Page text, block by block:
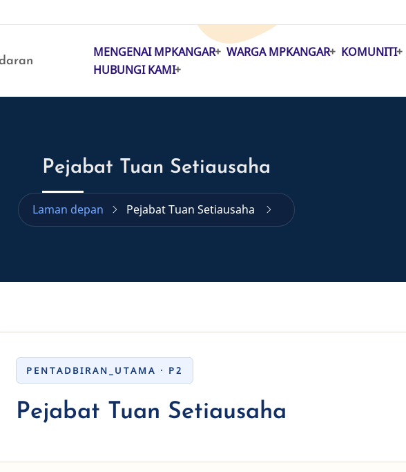
MAIN
MENGENAI MPKANGAR WARGA MPKANGAR KOMUNITI
HUBUNGI KAMI
Pejabat Tuan Setiausaha
Laman depan Pejabat Tuan Setiausaha
PENTADBIRAN_UTAMA · P2
Pejabat Tuan Setiausaha